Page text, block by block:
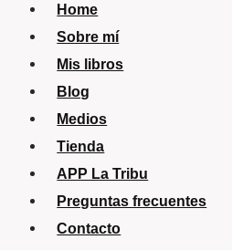
Home
Sobre mí
Mis libros
Blog
Medios
Tienda
APP La Tribu
Preguntas frecuentes
Contacto